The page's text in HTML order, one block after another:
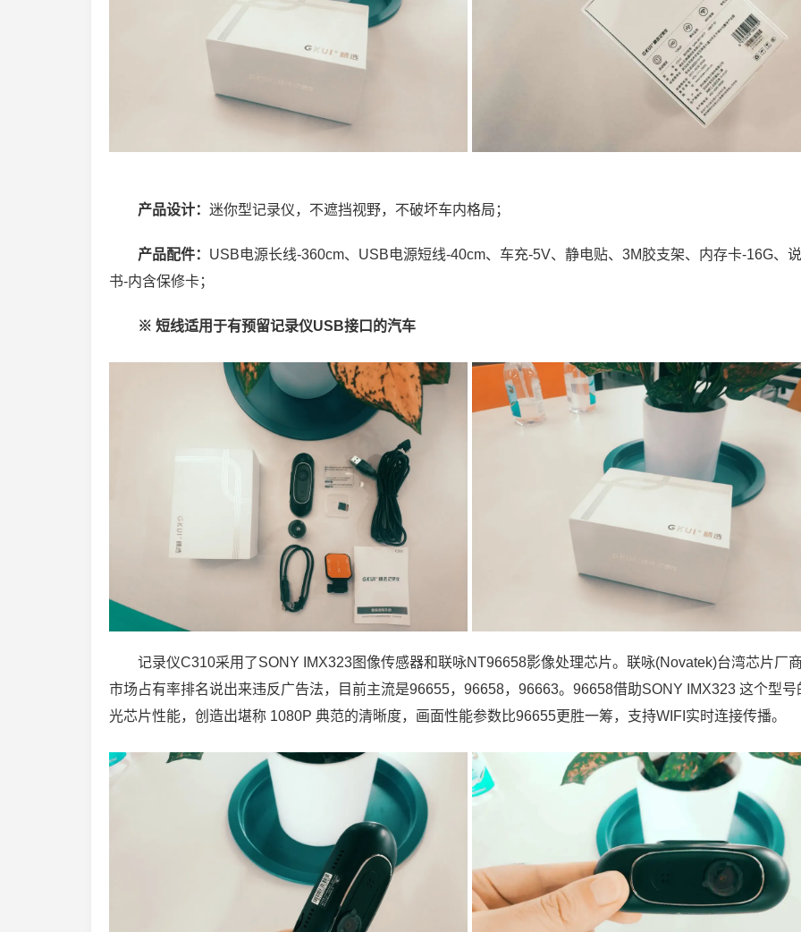
产品设计： 迷你型记录仪，不遮挡视野，不破坏车内格局；
产品配件： USB电源长线-360cm、USB电源短线-40cm、车充-5V、静电贴、3M胶支架、内存卡-16G、
书-内含保修卡；
※ 短线适用于有预留记录仪USB接口的汽车
记录仪C310采用了SONY IMX323图像传感器和联咏NT96658影像处理芯片。联咏(Novatek)台湾芯片厂
市场占有率排名说出来违反广告法，目前主流是96655，96658，96663。96658借助SONY IMX323 这个型号
光芯片性能，创造出堪称 1080P 典范的清晰度，画面性能参数比96655更胜一筹，支持WIFI实时连接传播。